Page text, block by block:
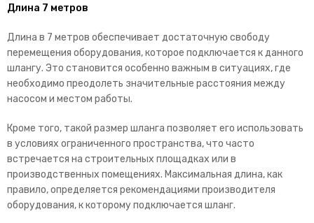
Длина 7 метров
Длина в 7 метров обеспечивает достаточную свободу
перемещения оборудования, которое подключается к данного
шлангу. Это становится особенно важным в ситуациях, где
необходимо преодолеть значительные расстояния между
насосом и местом работы.
Кроме того, такой размер шланга позволяет его использовать
в условиях ограниченного пространства, что часто
встречается на строительных площадках или в
производственных помещениях. Максимальная длина, как
правило, определяется рекомендациями производителя
оборудования, к которому подключается шланг.